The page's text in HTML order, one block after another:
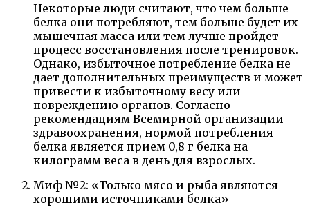
Некоторые люди считают, что чем больше
белка они потребляют, тем больше будет их
мышечная масса или тем лучше пройдет
процесс восстановления после тренировок.
Однако, избыточное потребление белка не
дает дополнительных преимуществ и может
привести к избыточному весу или
повреждению органов. Согласно
рекомендациям Всемирной организации
здравоохранения, нормой потребления
белка является прием 0,8 г белка на
килограмм веса в день для взрослых.
Миф №2: «Только мясо и рыба являются
хорошими источниками белка»